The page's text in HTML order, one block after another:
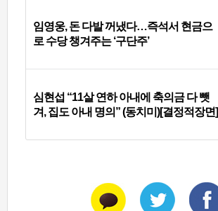
임영웅, 돈 다발 꺼냈다…즉석서 현금으
로 수당 챙겨주는 ‘구단주’
심현섭 “11살 연하 아내에 축의금 다 뺏
겨, 집도 아내 명의” (동치미)[결정적장면]